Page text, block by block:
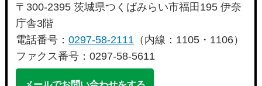
〒300-2395 茨城県つくばみらい市福田195 伊奈
庁舎3階
電話番号：0297-58-2111 （内線：1105・1106）
ファクス番号：0297-58-5611